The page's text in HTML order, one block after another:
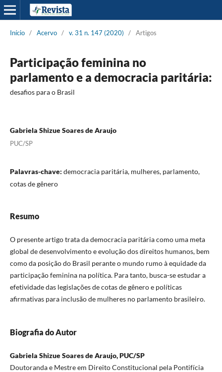
Início / Acervo / v. 31 n. 147 (2020) / Artigos
Participação feminina no
parlamento e a democracia paritária:
desafios para o Brasil
Gabriela Shizue Soares de Araujo
PUC/SP
Palavras-chave: democracia paritária, mulheres, parlamento,
cotas de gênero
Resumo
O presente artigo trata da democracia paritária como uma meta
global de desenvolvimento e evolução dos direitos humanos, bem
como da posição do Brasil perante o mundo rumo à equidade da
participação feminina na política. Para tanto, busca-se estudar a
efetividade das legislações de cotas de gênero e políticas
afirmativas para inclusão de mulheres no parlamento brasileiro.
Biografia do Autor
Gabriela Shizue Soares de Araujo, PUC/SP
Doutoranda e Mestre em Direito Constitucional pela Pontifícia